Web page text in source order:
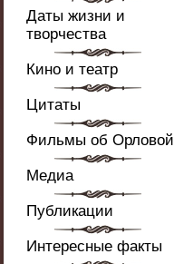
Даты жизни и
творчества
Кино и театр
Цитаты
Фильмы об Орловой
Медиа
Публикации
Интересные факты